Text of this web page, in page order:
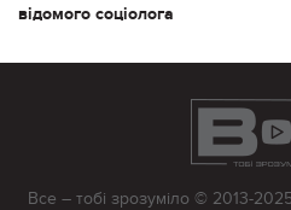
відомого соціолога
Все – тобі зрозуміло © 2013-